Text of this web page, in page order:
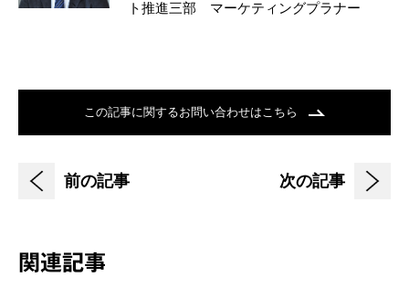
ト推進三部 マーケティングプラナー
この記事に関するお問い合わせはこちら
前の記事 次の記事
関連記事